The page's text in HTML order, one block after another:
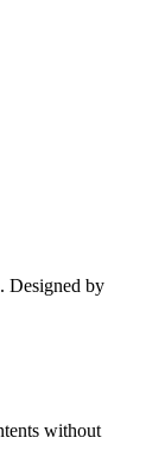
Designed by
without